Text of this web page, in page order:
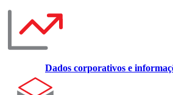
Dados corporativos e